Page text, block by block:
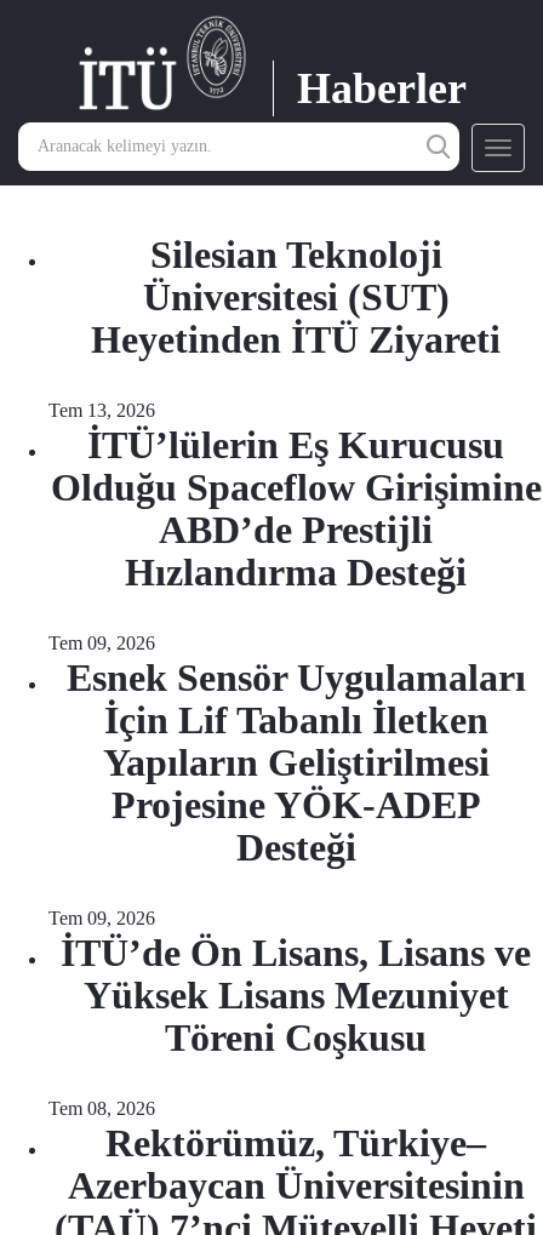
Haberler
Silesian Teknoloji
Üniversitesi (SUT)
Heyetinden İTÜ Ziyareti
Tem 13, 2026
İTÜ’lülerin Eş Kurucusu
Olduğu Spaceflow Girişimine
ABD’de Prestijli
Hızlandırma Desteği
Tem 09, 2026
Esnek Sensör Uygulamaları
İçin Lif Tabanlı İletken
Yapıların Geliştirilmesi
Projesine YÖK-ADEP
Desteği
Tem 09, 2026
İTÜ’de Ön Lisans, Lisans ve
Yüksek Lisans Mezuniyet
Töreni Coşkusu
Tem 08, 2026
Rektörümüz, Türkiye–
Azerbaycan Üniversitesinin